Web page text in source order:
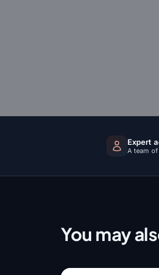
Expert
A team
You may